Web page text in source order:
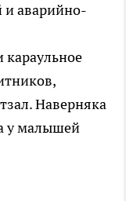
и аварийно-
Наверняка
у малышей